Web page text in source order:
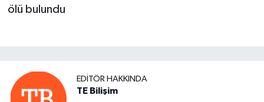
EDITÖR HAKKINDA
TE Bilişim